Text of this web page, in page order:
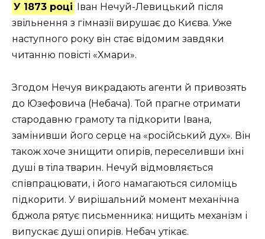
У 1873 році Іван Нечуй-Левицький після
звільнення з гімназії вирушає до Києва. Уже
наступного року він стає відомим завдяки
читанню повісті «Хмари».
Згодом Нечуя викрадають агенти й привозять
до Юзефовича (Небача). Той прагне отримати
стародавню грамоту та підкорити Івана,
замінивши його серце на «російський дух». Він
також хоче знищити опирів, переселивши їхні
душі в тіла тварин. Нечуй відмовляється
співпрацювати, і його намагаються силоміць
підкорити. У вирішальний момент механічна
бджола рятує письменника: нищить механізм і
випускає душі опирів. Небач утікає.